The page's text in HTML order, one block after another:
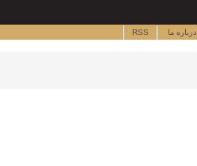
درباره ما RSS